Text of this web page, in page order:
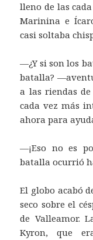
lleno de las
Marinina e
casi soltaba
—¿Y si son los
batalla?
a las riendas
cada vez más
ahora para
—¡Eso no es
batalla ocurrió
El globo acabó
seco sobre el
de Valleamor.
Kyron, que